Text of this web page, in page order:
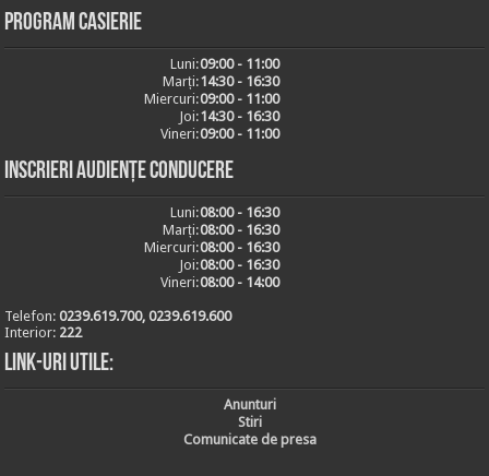
Program casierie
Luni:09:00 - 11:00
Marți:14:30 - 16:30
Miercuri:09:00 - 11:00
Joi:14:30 - 16:30
Vineri:09:00 - 11:00
Inscrieri audiențe conducere
Luni:08:00 - 16:30
Marți:08:00 - 16:30
Miercuri:08:00 - 16:30
Joi:08:00 - 16:30
Vineri:08:00 - 14:00
Telefon:0239.619.700, 0239.619.600
Interior: 222
Link-uri utile:
Anunturi
Stiri
Comunicate de presa